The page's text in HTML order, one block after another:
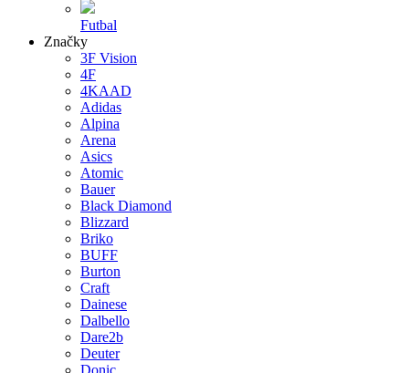
Futbal
Značky
3F Vision
4F
4KAAD
Adidas
Alpina
Arena
Asics
Atomic
Bauer
Black Diamond
Blizzard
Briko
BUFF
Burton
Craft
Dainese
Dalbello
Dare2b
Deuter
Donic